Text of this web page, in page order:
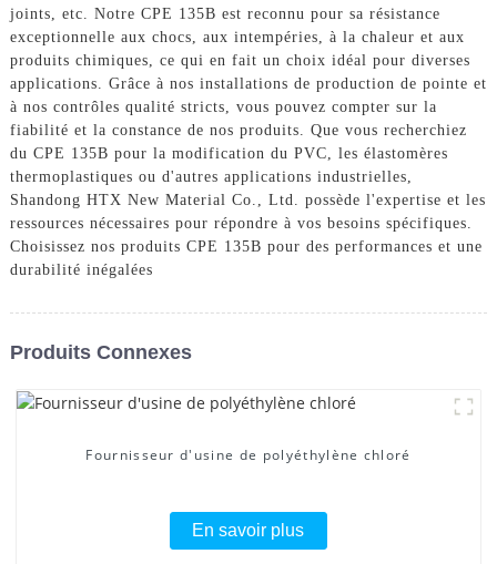
joints, etc. Notre CPE 135B est reconnu pour sa résistance
exceptionnelle aux chocs, aux intempéries, à la chaleur et aux
produits chimiques, ce qui en fait un choix idéal pour diverses
applications. Grâce à nos installations de production de pointe et
à nos contrôles qualité stricts, vous pouvez compter sur la
fiabilité et la constance de nos produits. Que vous recherchiez
du CPE 135B pour la modification du PVC, les élastomères
thermoplastiques ou d'autres applications industrielles,
Shandong HTX New Material Co., Ltd. possède l'expertise et les
ressources nécessaires pour répondre à vos besoins spécifiques.
Choisissez nos produits CPE 135B pour des performances et une
durabilité inégalées
Produits Connexes
Fournisseur d'usine de polyéthylène chloré
En savoir plus